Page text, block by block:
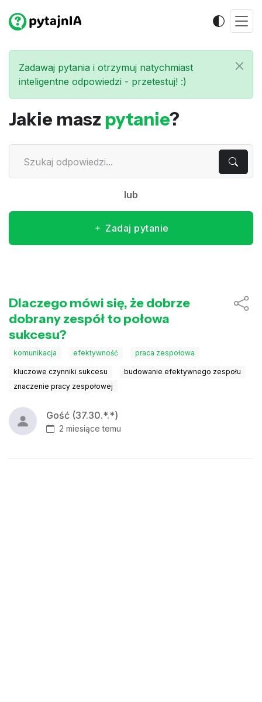
Zadawaj pytania i otrzymuj natychmiast
inteligentne odpowiedzi - przetestuj! :)
Jakie masz pytanie?
lub
Zadaj pytanie
Dlaczego mówi się, że dobrze
dobrany zespół to połowa
sukcesu?
komunikacja efektywność praca zespołowa
kluczowe czynniki sukcesu
budowanie efektywnego zespołu
znaczenie pracy zespołowej
Gość (37.30.*.*)
2 miesiące temu